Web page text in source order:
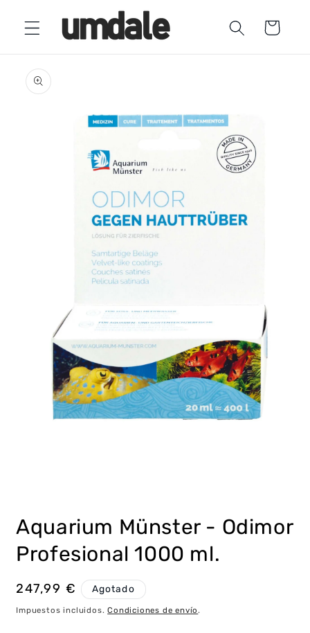
directamente
al contenido
Carrito
a la
información
1
en
una
ventana
Aquarium Münster - Odimor
Profesional 1000 ml.
Precio
habitual
247,99 € Agotado
Impuestos incluidos.Condiciones de envío .